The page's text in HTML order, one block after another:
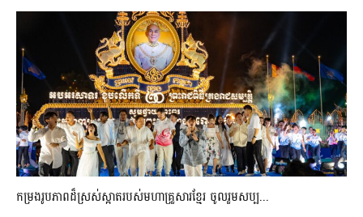
កម្រងរូបភាពដ៏ស្រស់ស្អាត​របស់មហាគ្រួសារខ្មែរ​ ចូលរួមសប្ប...